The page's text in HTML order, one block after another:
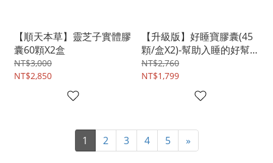
【順天本草】靈芝子實體膠
囊60顆X2盒
NT$3,000
NT$2,850
【升級版】好睡寶膠囊(45
顆/盒X2)-幫助入睡的好幫
手
NT$2,760
NT$1,799
1 2 3 4 5 »